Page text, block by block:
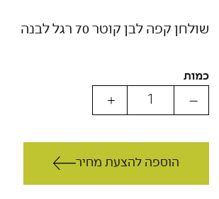
שולחן קפה לבן קוטר 70 רגל לבנה
כמות
הוספה להצעת מחיר